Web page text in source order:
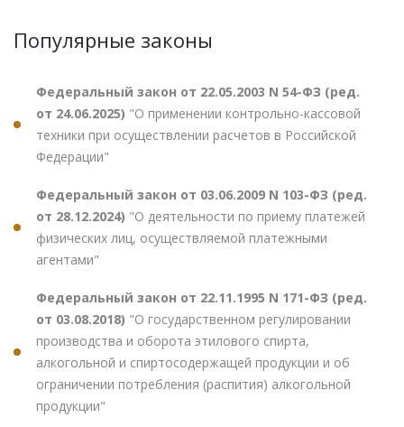
Популярные законы
Федеральный закон от 22.05.2003 N 54-ФЗ (ред.
от 24.06.2025) "О применении контрольно-кассовой
техники при осуществлении расчетов в Российской
Федерации"
Федеральный закон от 03.06.2009 N 103-ФЗ (ред.
от 28.12.2024) "О деятельности по приему платежей
физических лиц, осуществляемой платежными
агентами"
Федеральный закон от 22.11.1995 N 171-ФЗ (ред.
от 03.08.2018) "О государственном регулировании
производства и оборота этилового спирта,
алкогольной и спиртосодержащей продукции и об
ограничении потребления (распития) алкогольной
продукции"